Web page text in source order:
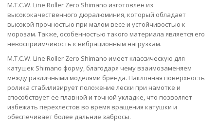
M.T.C.W. Line Roller Zero Shimano изготовлен из
высококачественного дюралюминия, который обладает
высокой прочностью при малом весе и устойчивостью к
морозам. Также, особенностью такого материала является его
невосприимчивость к вибрационным нагрузкам.
M.T.C.W. Line Roller Zero Shimano имеет классическую для
катушек Shimano форму, благодаря чему взаимозаменяем
между различными моделями бренда. Наклонная поверхность
ролика стабилизирует положение лески при намотке и
способствует ее плавной и точной укладке, что позволяет
избежать перехлестов во время вращения катушки и
обеспечивает более дальние забросы.